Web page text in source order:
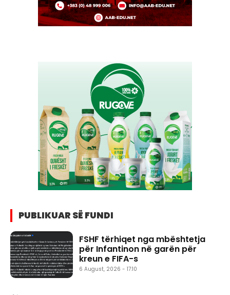
PUBLIKUAR SË FUNDI
FSHF tërhiqet nga mbështetja
për Infantinon në garën për
kreun e FIFA-s
6 August, 2026 - 17:10